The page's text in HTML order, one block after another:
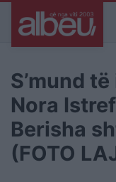
S’mund
Nora
Berisha
(FOTO